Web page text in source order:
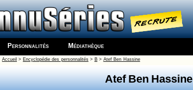
Personnalités Médiathèque
Accueil > Encyclopédie des personnalités> B> Atef Ben Hassine
Atef Ben Hassine